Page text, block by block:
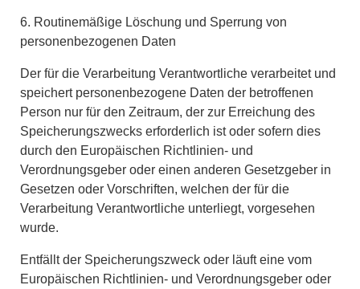
6. Routinemäßige Löschung und Sperrung von
personenbezogenen Daten
Der für die Verarbeitung Verantwortliche verarbeitet und
speichert personenbezogene Daten der betroffenen
Person nur für den Zeitraum, der zur Erreichung des
Speicherungszwecks erforderlich ist oder sofern dies
durch den Europäischen Richtlinien- und
Verordnungsgeber oder einen anderen Gesetzgeber in
Gesetzen oder Vorschriften, welchen der für die
Verarbeitung Verantwortliche unterliegt, vorgesehen
wurde.
Entfällt der Speicherungszweck oder läuft eine vom
Europäischen Richtlinien- und Verordnungsgeber oder